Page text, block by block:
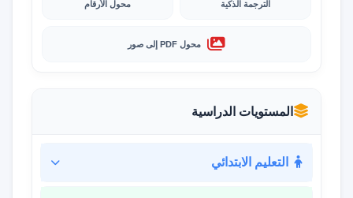
الترجمة الذكية محول الأرقام
محول PDF إلى صور
المستويات الدراسية
التعليم الابتدائي